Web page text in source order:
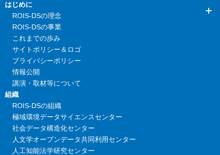
はじめに
ROIS-DSの理念
ROIS-DSの事業
これまでの歩み
サイトポリシー＆ロゴ
プライバシーポリシー
情報公開
講演・取材等について
組織
ROIS-DSの組織
極域環境データサイエンスセンター
社会データ構造化センター
人文学オープンデータ共同利用センター
人工知能法学研究センター